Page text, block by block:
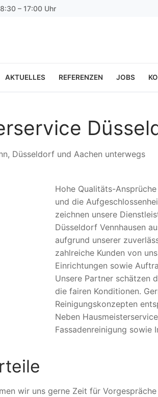
– 17:00 Uhr
AKTUELLES REFERENZEN JOBS
Düsseldorf und Aachen unterwegs
Hohe Qualitäts-
und die
zeichnen unsere
Düsseldorf Vennhausen
aufgrund unserer
zahlreiche Kunden von
Einrichtungen sowie
Unsere Partner schätzen
die fairen Konditionen.
Reinigungskonzepten
Neben
Fassadenreinigung sowie
wir uns gerne Zeit für